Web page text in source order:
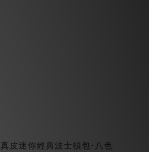
真皮迷你經典波士頓包-八色